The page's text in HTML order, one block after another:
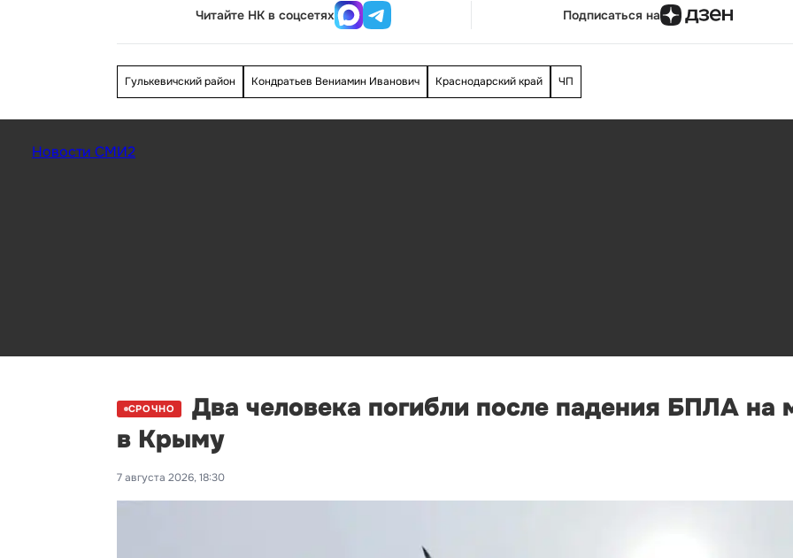
Читайте НК в соцсетях Подписаться на
Гулькевичский район Кондратьев Вениамин Иванович Краснодарский край ЧП
Новости СМИ2
СРОЧНО
Два человека погибли после падения БПЛА на
в Крыму
7 августа 2026, 18:30